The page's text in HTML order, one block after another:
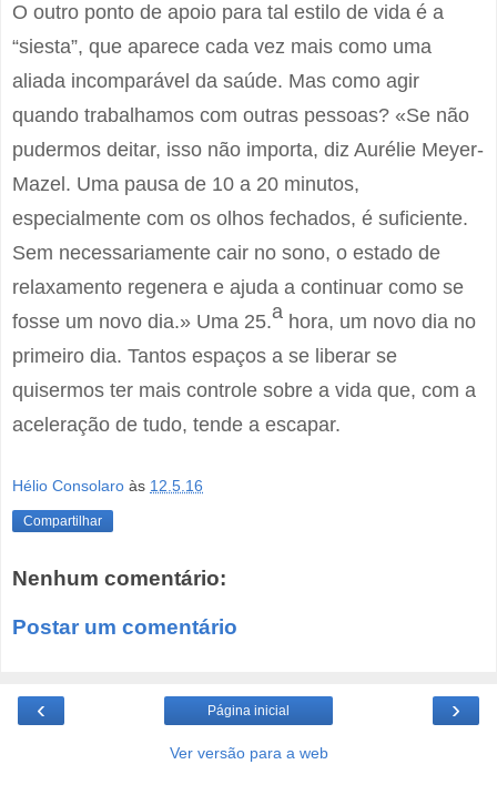
O outro ponto de apoio para tal estilo de vida é a
“siesta”, que aparece cada vez mais como uma
aliada incomparável da saúde. Mas como agir
quando trabalhamos com outras pessoas? «Se não
pudermos deitar, isso não importa, diz Aurélie Meyer-
Mazel. Uma pausa de 10 a 20 minutos,
especialmente com os olhos fechados, é suficiente.
Sem necessariamente cair no sono, o estado de
relaxamento regenera e ajuda a continuar como se
fosse um novo dia.» Uma 25.a hora, um novo dia no
primeiro dia. Tantos espaços a se liberar se
quisermos ter mais controle sobre a vida que, com a
aceleração de tudo, tende a escapar.
Hélio Consolaro às 12.5.16
Compartilhar
Nenhum comentário:
Postar um comentário
‹ ›
Página inicial
Ver versão para a web